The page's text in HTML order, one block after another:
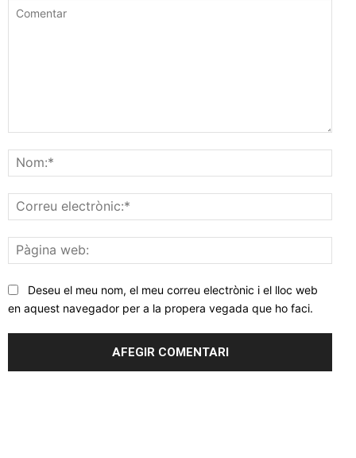
web:
Deseu el meu nom, el meu correu electrònic i el lloc web
en aquest navegador per a la propera vegada que ho faci.